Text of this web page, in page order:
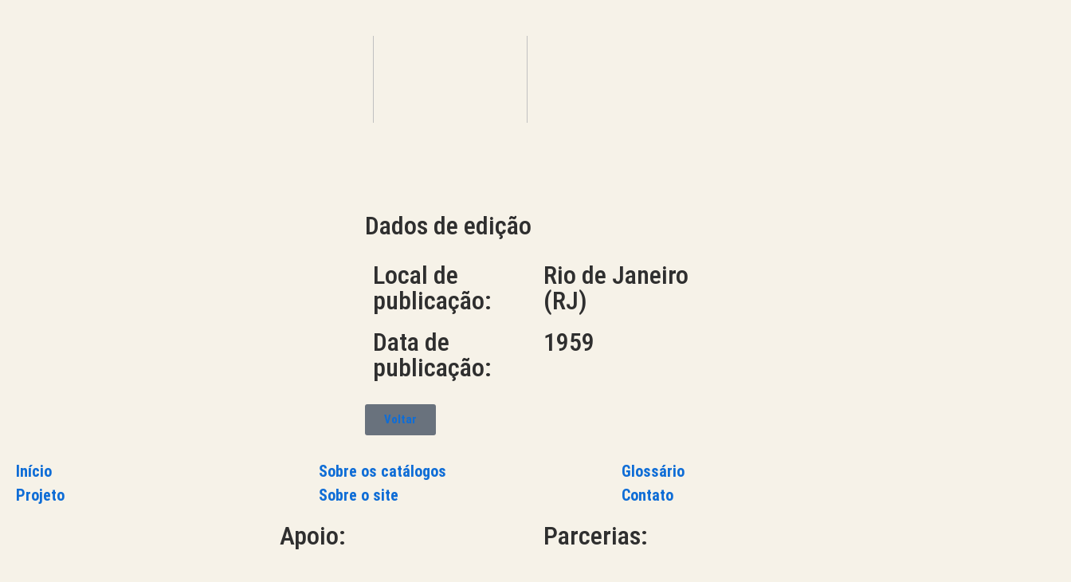
Dados de edição
Local de
publicação:
Rio de Janeiro
(RJ)
Data de
publicação:
1959
Voltar
Início
Projeto
Sobre os catálogos
Sobre o site
Glossário
Contato
Apoio: Parcerias: